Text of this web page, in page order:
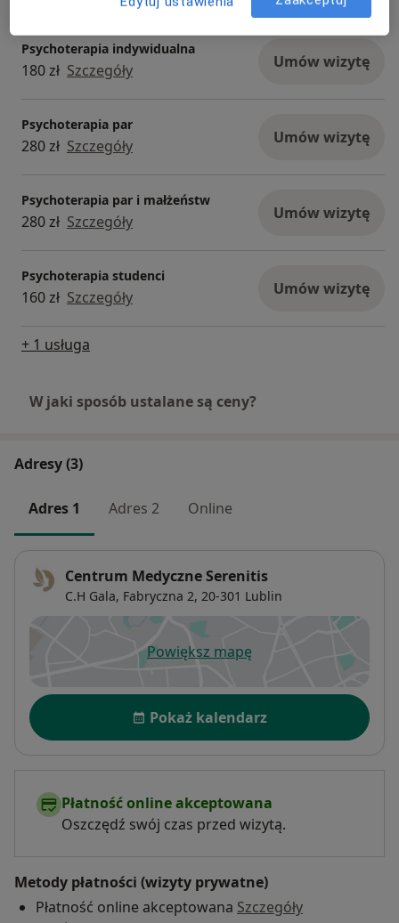
Psychoterapia indywidualna
180 zł Szczegóły Umów wizytę
Psychoterapia par
280 zł Szczegóły Umów wizytę
Psychoterapia par i małżeństw
280 zł Szczegóły Umów wizytę
Psychoterapia studenci
160 zł Szczegóły Umów wizytę
+ 1 usługa
W jaki sposób ustalane są ceny?
Adresy (3)
Adres 1 Adres 2 Online
Centrum Medyczne Serenitis
C.H Gala, Fabryczna 2, 20-301 Lublin
Powiększ mapęotwiera się w nowej karcie
Dostępność
Pokaż kalendarz
Płatność online akceptowana
Oszczędź swój czas przed wizytą.
Metody płatności (wizyty prywatne)
Płatność online akceptowana Szczegóły